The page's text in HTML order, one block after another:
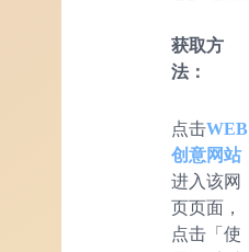
获取方
法：
点击WEB
创意网站
进入该网
页页面，
点击「使